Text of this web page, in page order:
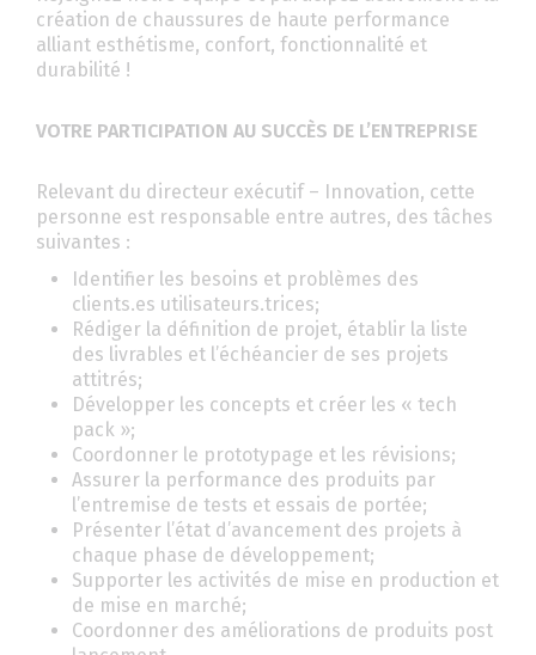
création de chaussures de haute performance
alliant esthétisme, confort, fonctionnalité et
durabilité !
VOTRE PARTICIPATION AU SUCCÈS DE L’ENTREPRISE
Relevant du directeur exécutif – Innovation, cette
personne est responsable entre autres, des tâches
suivantes :
Identifier les besoins et problèmes des
clients.es utilisateurs.trices;
Rédiger la définition de projet, établir la liste
des livrables et l’échéancier de ses projets
attitrés;
Développer les concepts et créer les « tech
pack »;
Coordonner le prototypage et les révisions;
Assurer la performance des produits par
l’entremise de tests et essais de portée;
Présenter l’état d’avancement des projets à
chaque phase de développement;
Supporter les activités de mise en production et
de mise en marché;
Coordonner des améliorations de produits post